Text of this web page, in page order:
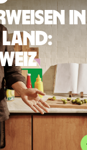
in